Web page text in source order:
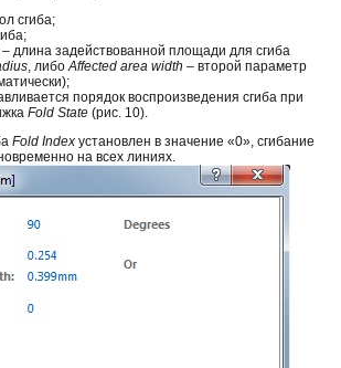
сгиба;
– длина задействованной площади для сгиба
, либо Affected area width – второй параметр
порядок воспроизведения сгиба при
Fold State (рис. 10).
Fold Index установлен в значение «0», сгибание
на всех линиях.